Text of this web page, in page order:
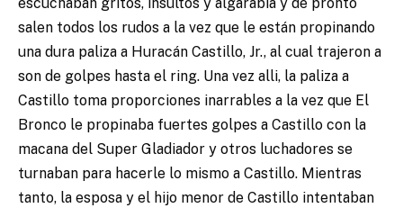
salen todos los rudos a la vez que le están propinando
una dura paliza a Huracán Castillo, Jr., al cual trajeron a
son de golpes hasta el ring. Una vez alli, la paliza a
Castillo toma proporciones inarrables a la vez que El
Bronco le propinaba fuertes golpes a Castillo con la
macana del Super Gladiador y otros luchadores se
turnaban para hacerle lo mismo a Castillo. Mientras
tanto, la esposa y el hijo menor de Castillo intentaban